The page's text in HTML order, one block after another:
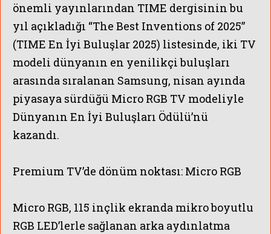
önemli yayınlarından TIME dergisinin bu
yıl açıkladığı “The Best Inventions of 2025”
(TIME En İyi Buluşlar 2025) listesinde, iki TV
modeli dünyanın en yenilikçi buluşları
arasında sıralanan Samsung, nisan ayında
piyasaya sürdüğü Micro RGB TV modeliyle
Dünyanın En İyi Buluşları Ödülü’nü
kazandı.
Premium TV’de dönüm noktası: Micro RGB
Micro RGB, 115 inçlik ekranda mikro boyutlu
RGB LED’lerle sağlanan arka aydınlatma